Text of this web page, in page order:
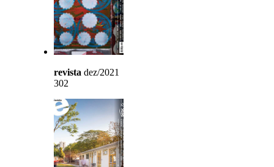
revista dez/2021
302